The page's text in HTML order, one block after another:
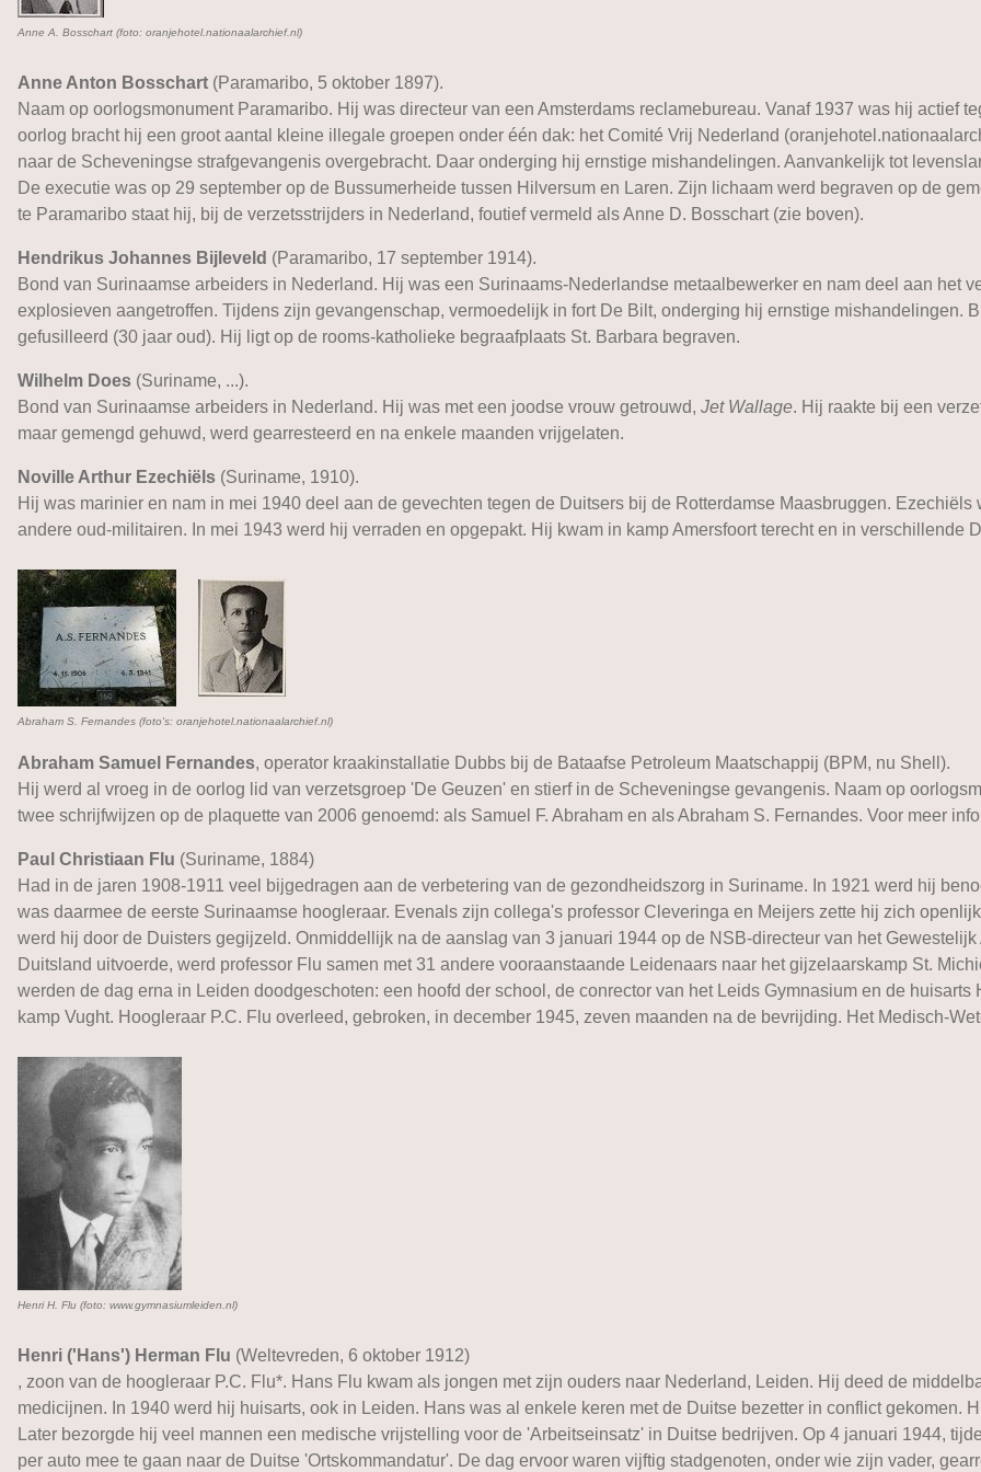
Anne A. Bosschart (foto: oranjehotel.nationaalarchief.nl)
Anne Anton Bosschart (Paramaribo, 5 oktober 1897).
Naam op oorlogsmonument Paramaribo. Hij was directeur van een Amsterdams reclamebureau. Vanaf 1937 was hij actief
oorlog bracht hij een groot aantal kleine illegale groepen onder één dak: het Comité Vrij Nederland
naar de Scheveningse strafgevangenis overgebracht. Daar onderging hij ernstige mishandelingen. Aanvankelijk tot
De executie was op 29 september op de Bussumerheide tussen Hilversum en Laren. Zijn lichaam werd begraven op de
te Paramaribo staat hij, bij de verzetsstrijders in Nederland, foutief vermeld als Anne D. Bosschart (zie boven).
Hendrikus Johannes Bijleveld (Paramaribo, 17 september 1914).
Bond van Surinaamse arbeiders in Nederland. Hij was een Surinaams-Nederlandse metaalbewerker en nam deel aan het
explosieven aangetroffen. Tijdens zijn gevangenschap, vermoedelijk in fort De Bilt, onderging hij ernstige mishandelingen.
gefusilleerd (30 jaar oud). Hij ligt op de rooms-katholieke begraafplaats St. Barbara begraven.
Wilhelm Does (Suriname, ...).
Bond van Surinaamse arbeiders in Nederland. Hij was met een joodse vrouw getrouwd, Jet Wallage. Hij raakte bij een
maar gemengd gehuwd, werd gearresteerd en na enkele maanden vrijgelaten.
Noville Arthur Ezechiëls (Suriname, 1910).
Hij was marinier en nam in mei 1940 deel aan de gevechten tegen de Duitsers bij de Rotterdamse Maasbruggen.
andere oud-militairen. In mei 1943 werd hij verraden en opgepakt. Hij kwam in kamp Amersfoort terecht en in verschillende
Abraham S. Fernandes (foto's: oranjehotel.nationaalarchief.nl)
Abraham Samuel Fernandes, operator kraakinstallatie Dubbs bij de Bataafse Petroleum Maatschappij (BPM, nu Shell).
Hij werd al vroeg in de oorlog lid van verzetsgroep 'De Geuzen' en stierf in de Scheveningse gevangenis. Naam op
twee schrijfwijzen op de plaquette van 2006 genoemd: als Samuel F. Abraham en als Abraham S. Fernandes. Voor meer
Paul Christiaan Flu (Suriname, 1884)
Had in de jaren 1908-1911 veel bijgedragen aan de verbetering van de gezondheidszorg in Suriname. In 1921 werd hij
was daarmee de eerste Surinaamse hoogleraar. Evenals zijn collega's professor Cleveringa en Meijers zette hij zich
werd hij door de Duisters gegijzeld. Onmiddellijk na de aanslag van 3 januari 1944 op de NSB-directeur van het
Duitsland uitvoerde, werd professor Flu samen met 31 andere vooraanstaande Leidenaars naar het gijzelaarskamp St.
werden de dag erna in Leiden doodgeschoten: een hoofd der school, de conrector van het Leids Gymnasium en de
kamp Vught. Hoogleraar P.C. Flu overleed, gebroken, in december 1945, zeven maanden na de bevrijding. Het Medisch-
Henri H. Flu (foto: www.gymnasiumleiden.nl)
Henri ('Hans') Herman Flu (Weltevreden, 6 oktober 1912)
, zoon van de hoogleraar P.C. Flu*. Hans Flu kwam als jongen met zijn ouders naar Nederland, Leiden. Hij deed de
medicijnen. In 1940 werd hij huisarts, ook in Leiden. Hans was al enkele keren met de Duitse bezetter in conflict gekomen.
Later bezorgde hij veel mannen een medische vrijstelling voor de 'Arbeitseinsatz' in Duitse bedrijven. Op 4 januari 1944,
per auto mee te gaan naar de Duitse 'Ortskommandatur'. De dag ervoor waren vijftig stadgenoten, onder wie zijn vader,